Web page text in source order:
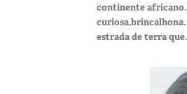
continente
curiosa,brincalhona.
estrada de terra